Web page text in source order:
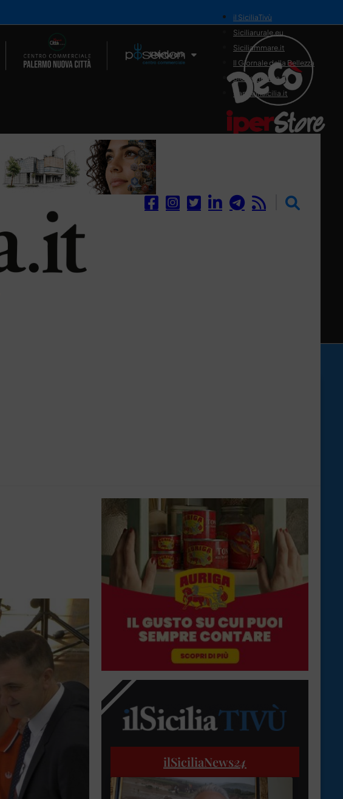
Il Network
il SiciliaTivù
Siciliarurale.eu
Siciliammare.it
Il Giornale della Bellezza
Siciliamedica.it
Sanitainsicilia.it
ilSiciliaNews24